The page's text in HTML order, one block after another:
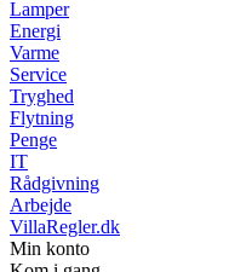
Lamper
Energi
Varme
Service
Tryghed
Flytning
Penge
IT
Rådgivning
Arbejde
VillaRegler.dk
Min konto